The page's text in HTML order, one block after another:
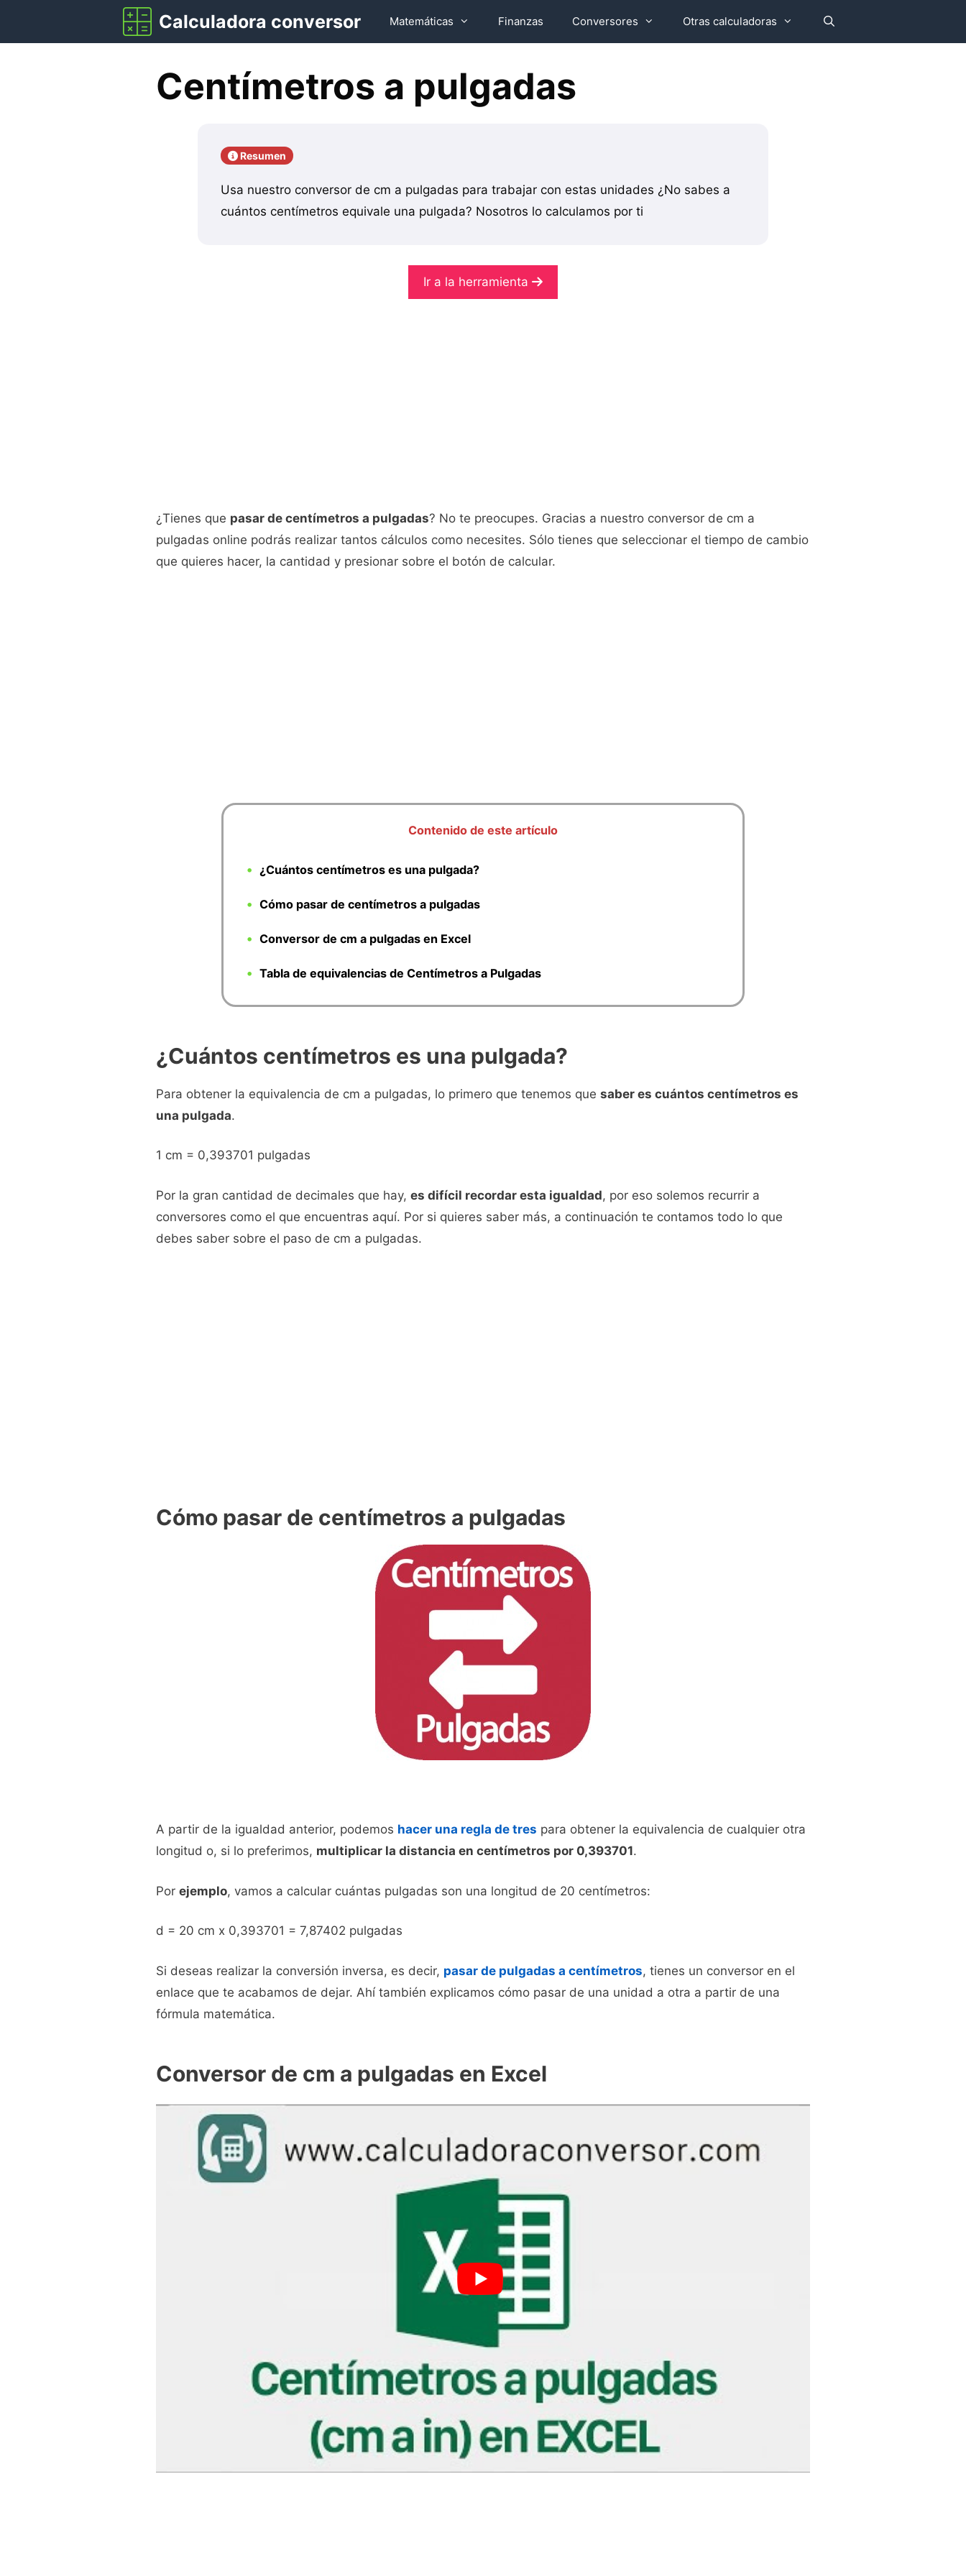
contenido
Calculadora conversor Matemáticas Finanzas Conversores Otras calculadoras
Centímetros a pulgadas
Resumen
Usa nuestro conversor de cm a pulgadas para trabajar con estas unidades ¿No sabes a
cuántos centímetros equivale una pulgada? Nosotros lo calculamos por ti
Ir a la herramienta
¿Tienes que pasar de centímetros a pulgadas? No te preocupes. Gracias a nuestro conversor de cm a
pulgadas online podrás realizar tantos cálculos como necesites. Sólo tienes que seleccionar el tiempo de cambio
que quieres hacer, la cantidad y presionar sobre el botón de calcular.
Contenido de este artículo
¿Cuántos centímetros es una pulgada?
Cómo pasar de centímetros a pulgadas
Conversor de cm a pulgadas en Excel
Tabla de equivalencias de Centímetros a Pulgadas
¿Cuántos centímetros es una pulgada?
Para obtener la equivalencia de cm a pulgadas, lo primero que tenemos que saber es cuántos centímetros es
una pulgada.
1 cm = 0,393701 pulgadas
Por la gran cantidad de decimales que hay, es difícil recordar esta igualdad, por eso solemos recurrir a
conversores como el que encuentras aquí. Por si quieres saber más, a continuación te contamos todo lo que
debes saber sobre el paso de cm a pulgadas.
Cómo pasar de centímetros a pulgadas
A partir de la igualdad anterior, podemos hacer una regla de tres para obtener la equivalencia de cualquier otra
longitud o, si lo preferimos, multiplicar la distancia en centímetros por 0,393701.
Por ejemplo, vamos a calcular cuántas pulgadas son una longitud de 20 centímetros:
d = 20 cm x 0,393701 = 7,87402 pulgadas
Si deseas realizar la conversión inversa, es decir, pasar de pulgadas a centímetros, tienes un conversor en el
enlace que te acabamos de dejar. Ahí también explicamos cómo pasar de una unidad a otra a partir de una
fórmula matemática.
Conversor de cm a pulgadas en Excel